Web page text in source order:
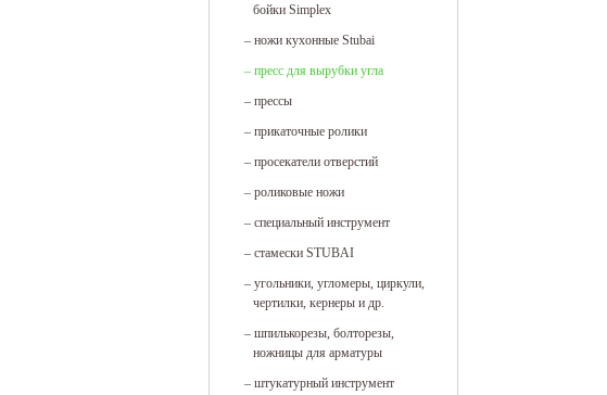
бойки Simplex
– ножи кухонные Stubai
– пресс для вырубки угла
– прессы
– прикаточные ролики
– просекатели отверстий
– роликовые ножи
– специальный инструмент
– стамески STUBAI
– угольники, угломеры, циркули,
чертилки, кернеры и др.
– шпилькорезы, болторезы,
ножницы для арматуры
– штукатурный инструмент